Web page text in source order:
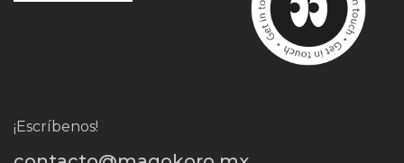
¡Escríbenos!